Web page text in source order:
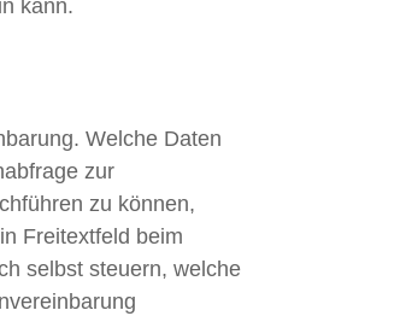
kann.
Welche Daten
zur
zu können,
Freitextfeld beim
selbst steuern, welche